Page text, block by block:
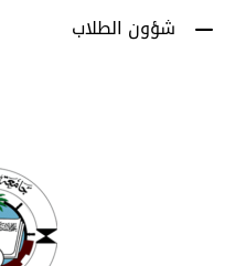
شؤون الطلاب